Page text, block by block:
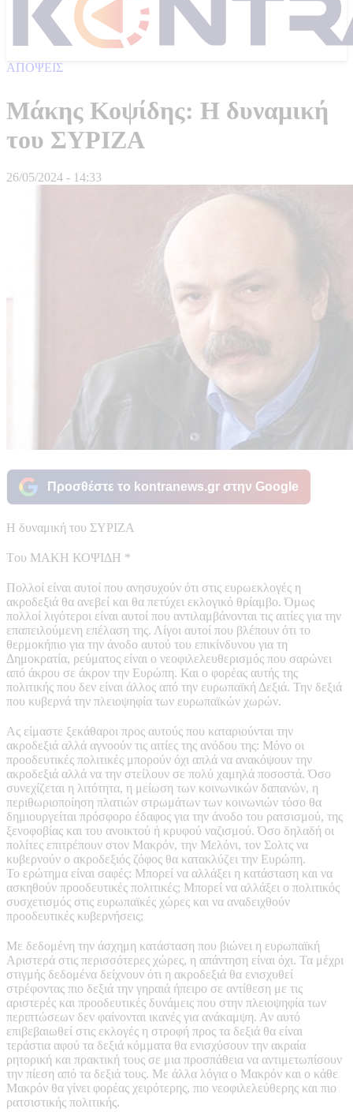
ΑΠΟΨΕΙΣ
Μάκης Κοψίδης: Η δυναμική
του ΣΥΡΙΖΑ
26/05/2024 - 14:33
Προσθέστε το kontranews.gr στην Google
Η δυναμική του ΣΥΡΙΖΑ
Tου ΜΑΚΗ ΚΟΨΙΔΗ *
Πολλοί είναι αυτοί που ανησυχούν ότι στις ευρωεκλογές η
ακροδεξιά θα ανεβεί και θα πετύχει εκλογικό θρίαμβο. Όμως
πολλοί λιγότεροι είναι αυτοί που αντιλαμβάνονται τις αιτίες για την
επαπειλούμενη επέλαση της. Λίγοι αυτοί που βλέπουν ότι το
θερμοκήπιο για την άνοδο αυτού του επικίνδυνου για τη
Δημοκρατία, ρεύματος είναι ο νεοφιλελευθερισμός που σαρώνει
από άκρου σε άκρον την Ευρώπη. Και ο φορέας αυτής της
πολιτικής που δεν είναι άλλος από την ευρωπαϊκή Δεξιά. Την δεξιά
που κυβερνά την πλειοψηφία των ευρωπαϊκών χωρών.
Ας είμαστε ξεκάθαροι προς αυτούς που καταριούνται την
ακροδεξιά αλλά αγνοούν τις αιτίες της ανόδου της: Μόνο οι
προοδευτικές πολιτικές μπορούν όχι απλά να ανακόψουν την
ακροδεξιά αλλά να την στείλουν σε πολύ χαμηλά ποσοστά. Όσο
συνεχίζεται η λιτότητα, η μείωση των κοινωνικών δαπανών, η
περιθωριοποίηση πλατιών στρωμάτων των κοινωνιών τόσο θα
δημιουργείται πρόσφορο έδαφος για την άνοδο του ρατσισμού, της
ξενοφοβίας και του ανοικτού ή κρυφού ναζισμού. Όσο δηλαδή οι
πολίτες επιτρέπουν στον Μακρόν, την Μελόνι, τον Σολτς να
κυβερνούν ο ακροδεξιός ζόφος θα κατακλύζει την Ευρώπη.
Το ερώτημα είναι σαφές: Μπορεί να αλλάξει η κατάσταση και να
ασκηθούν προοδευτικές πολιτικές; Μπορεί να αλλάξει ο πολιτικός
συσχετισμός στις ευρωπαϊκές χώρες και να αναδειχθούν
προοδευτικές κυβερνήσεις;
Με δεδομένη την άσχημη κατάσταση που βιώνει η ευρωπαϊκή
Αριστερά στις περισσότερες χώρες, η απάντηση είναι όχι. Τα μέχρι
στιγμής δεδομένα δείχνουν ότι η ακροδεξιά θα ενισχυθεί
στρέφοντας πιο δεξιά την γηραιά ήπειρο σε αντίθεση με τις
αριστερές και προοδευτικές δυνάμεις που στην πλειοψηφία των
περιπτώσεων δεν φαίνονται ικανές για ανάκαμψη. Αν αυτό
επιβεβαιωθεί στις εκλογές η στροφή προς τα δεξιά θα είναι
τεράστια αφού τα δεξιά κόμματα θα ενισχύσουν την ακραία
ρητορική και πρακτική τους σε μια προσπάθεια να αντιμετωπίσουν
την πίεση από τα δεξιά τους. Με άλλα λόγια ο Μακρόν και ο κάθε
Μακρόν θα γίνει φορέας χειρότερης, πιο νεοφιλελεύθερης και πιο
ρατσιστικής πολιτικής.